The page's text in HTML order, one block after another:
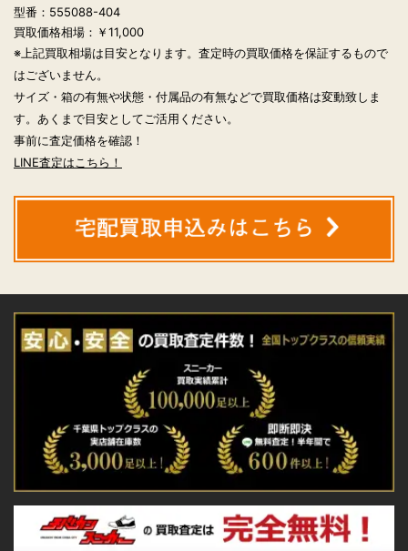
型番：555088-404
買取価格相場：￥11,000
※上記買取相場は目安となります。査定時の買取価格を保証するもので
はございません。
サイズ・箱の有無や状態・付属品の有無などで買取価格は変動致しま
す。あくまで目安としてご活用ください。
事前に査定価格を確認！
LINE査定はこちら！